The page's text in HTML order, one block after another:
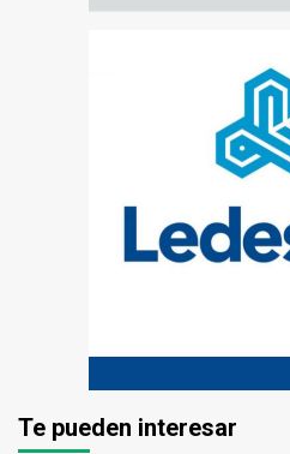
Te pueden interesar